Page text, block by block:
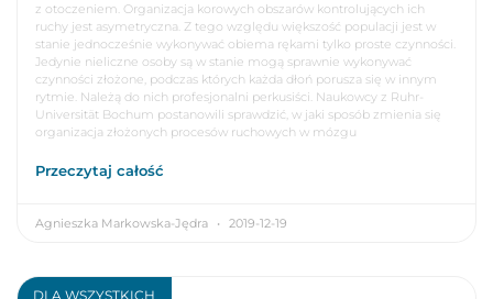
z otoczeniem. Organizacja korowych obszarów kontrolujących ich
ruchy jest asymetryczna. Z tego względu większość populacji jest w
stanie jednocześnie wykonywać obiema rękami tylko proste czynności.
Jedynie nieliczne osoby są w stanie mogą sprawnie wykonywać
czynności złożone, podczas których każda dłoń porusza się w innym
rytmie. Należą do nich profesjonalni perkusiści. Naukowcy z Ruhr-
Universität Bochum postanowili sprawdzić, w jaki sposób zmienia się
organizacja złożonych procesów ruchowych w mózgu
Przeczytaj całość
Agnieszka Markowska-Jędra 2019-12-19
DLA WSZYSTKICH